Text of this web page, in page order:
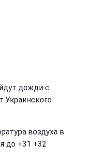
дожди с
Украинского
воздуха в
до +31 +32